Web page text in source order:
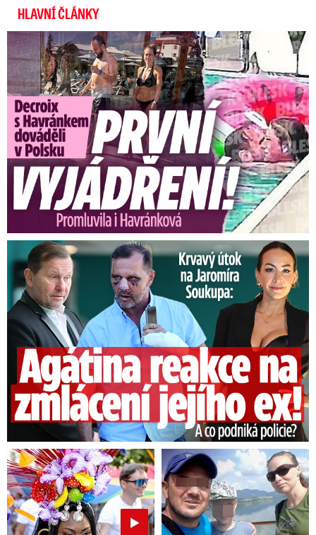
HLAVNÍ ČLÁNKY
Exministryně s Havránkem dováděli v Polsku: První slova!
Útok na Jaromíra Soukupa: Reakce Agáty na zmlácení jejího ex